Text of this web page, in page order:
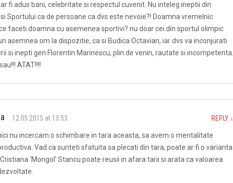
fi adus bani, celebritate si respectul cuvenit. Nu inteleg ineptii din
Sportului ca de persoane ca dvs este nevoie?! Doamna vremelnic
faceti doamna cu asemenea sportivi? nu doar cei din sportul olimpic
asemnea om la dispozitie, ca si Budica Octavian, iar dvs va inconjurati
si inepti gen Florentin Marinescu, plin de venin, rautate si incompetenta.
ATAT!!!!
12.05.2015 at 13:53 REPLY ↓
nu incercam o schimbare in tara aceasta, sa avem o mentalitate
Vad ca sunteti sfatuita sa plecati din tara, poate ar fi o varianta
‘Mongol’ Stancu poate reusii in afara tarii si arata ca valoarea